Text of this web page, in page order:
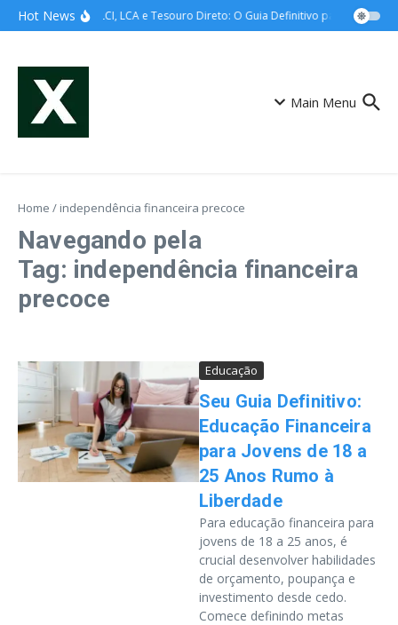
Ir para o conteúdo
Hot NewsCDB, LCI, LCA e Tesouro Direto: O Guia Definitivo para
Main Menu
Home / independência financeira precoce
Navegando pela
Tag: independência financeira
precoce
Educação
Seu Guia Definitivo:
Educação Financeira
para Jovens de 18 a
25 Anos Rumo à
Liberdade
Para educação financeira para
jovens de 18 a 25 anos, é
crucial desenvolver habilidades
de orçamento, poupança e
investimento desde cedo.
Comece definindo metas